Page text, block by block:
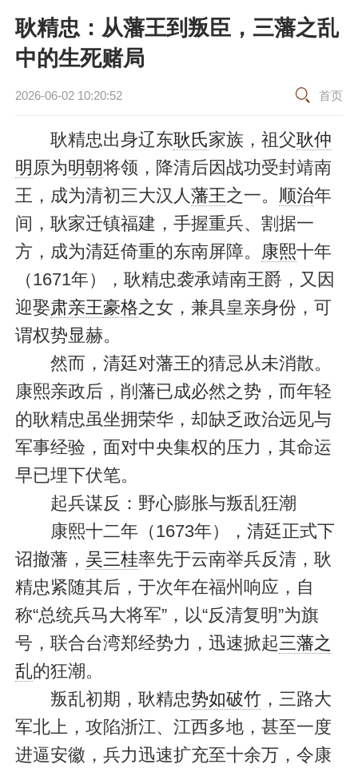
耿精忠：从藩王到叛臣，三藩之乱
中的生死赌局
2026-06-02 10:20:52 首页
耿精忠出身辽东耿氏家族，祖父耿仲
明 原为明朝将领，降清后因战功受封靖南
王，成为清初三大汉人藩王之一。 顺治年
间，耿家迁镇福建，手握重兵、割据一
方，成为清廷倚重的东南屏障。 康熙十年
（1671年），耿精忠袭承靖南王爵，又因
迎娶肃亲王豪格之女，兼具皇亲身份，可
谓权势显赫。
然而，清廷对藩王的猜忌从未消散。
康熙亲政后，削藩已成必然之势，而年轻
的耿精忠虽坐拥荣华，却缺乏政治远见与
军事经验，面对中央集权的压力，其命运
早已埋下伏笔。
起兵谋反：野心膨胀与叛乱狂潮
康熙十二年（1673年），清廷正式下
诏撤藩， 吴三桂率先于云南举兵反清，耿
精忠紧随其后，于次年在福州响应，自
称“总统兵马大将军”，以“反清复明”为旗
号，联合台湾郑经势力，迅速掀起三藩之
乱的狂潮。
叛乱初期，耿精忠势如破竹 ，三路大
军北上，攻陷浙江、江西多地，甚至一度
进逼安徽，兵力迅速扩充至十余万，令康